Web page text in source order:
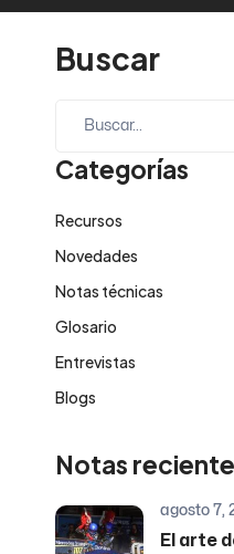
Buscar
Categorías
Recursos
Novedades
Notas técnicas
Glosario
Entrevistas
Blogs
Notas
agosto 7,
El arte